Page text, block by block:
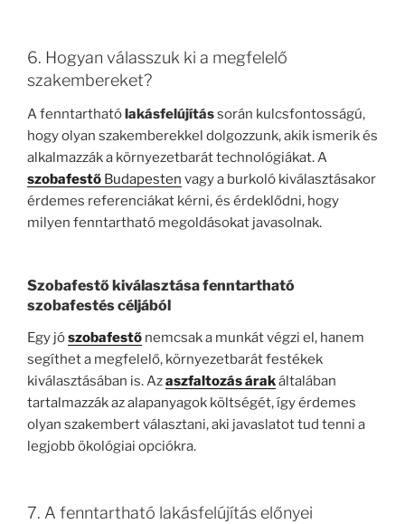
6. Hogyan válasszuk ki a megfelelő
szakembereket?
A fenntartható lakásfelújítássorán kulcsfontosságú,
hogy olyan szakemberekkel dolgozzunk, akik ismerik és
alkalmazzák a környezetbarát technológiákat. A
szobafestő Budapesten vagy a burkoló kiválasztásakor
érdemes referenciákat kérni, és érdeklődni, hogy
milyen fenntartható megoldásokat javasolnak.
Szobafestőkiválasztása fenntartható
szobafestéscéljából
Egy jószobafestő nemcsak a munkát végzi el, hanem
segíthet a megfelelő, környezetbarát festékek
kiválasztásában is. Azaszfaltozás árakáltalában
tartalmazzák az alapanyagok költségét, így érdemes
olyan szakembert választani, aki javaslatot tud tenni a
legjobb ökológiai opciókra.
7. A fenntartható lakásfelújítás előnyei